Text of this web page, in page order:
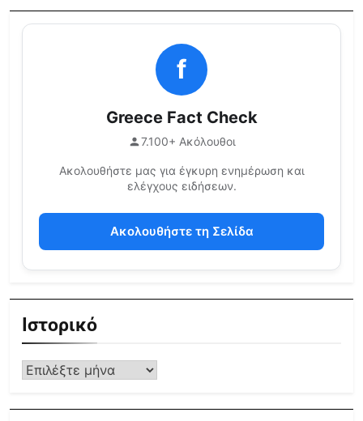
f
Greece Fact Check
7.100+ Ακόλουθοι
Ακολουθήστε μας για έγκυρη ενημέρωση και
ελέγχους ειδήσεων.
Ακολουθήστε τη Σελίδα
Ιστορικό